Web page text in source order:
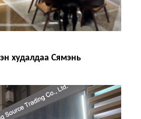
худалдаа Сямэнь